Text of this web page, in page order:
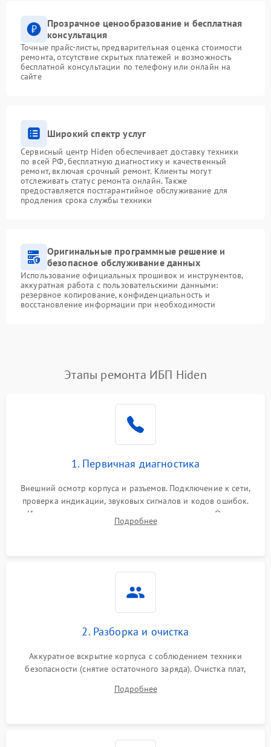
Прозрачное ценообразование и бесплатная
консультация
Точные прайс-листы, предварительная оценка стоимости
ремонта, отсутствие скрытых платежей и возможность
бесплатной консультации по телефону или онлайн на
сайте
Широкий спектр услуг
Сервисный центр Hiden обеспечивает доставку техники
по всей РФ, бесплатную диагностику и качественный
ремонт, включая срочный ремонт. Клиенты могут
отслеживать статус ремонта онлайн. Также
предоставляется постгарантийное обслуживание для
продления срока службы техники
Оригинальные программные решение и
безопасное обслуживание данных
Использование официальных прошивок и инструментов,
аккуратная работа с пользовательскими данными:
резервное копирование, конфиденциальность и
восстановление информации при необходимости
Этапы ремонта ИБП Hiden
1. Первичная диагностика
Внешний осмотр корпуса и разъемов. Подключение к сети,
проверка индикации, звуковых сигналов и кодов ошибок.
Измерение входного и выходного напряжения. Оценка
реакции ИБП на отключение основного питания без
Подробнее
2. Разборка и очистка
Аккуратное вскрытие корпуса с соблюдением техники
безопасности (снятие остаточного заряда). Очистка плат,
и кистей для предотвращения перегрева и замыканий.
Подробнее